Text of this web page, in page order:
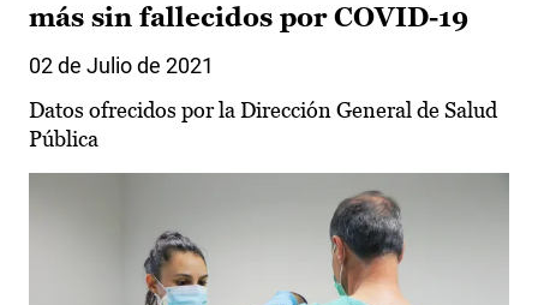
más sin fallecidos por COVID-19
02 de Julio de 2021
Datos ofrecidos por la Dirección General de Salud
Pública